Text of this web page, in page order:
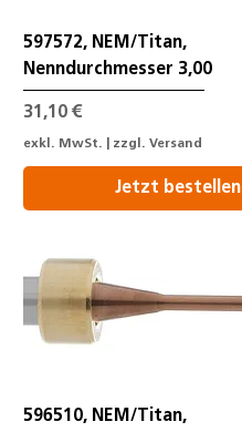
597572, NEM/Titan,
Nenndurchmesser 3,00
Preis
31,10 €
exkl. MwSt. zzgl. Versand
Jetzt bestellen
596510, NEM/Titan,